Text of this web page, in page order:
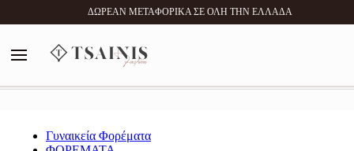
ΔΩΡΕΑΝ ΜΕΤΑΦΟΡΙΚΑ ΣΕ ΟΛΗ ΤΗΝ ΕΛΛΑΔΑ
MENU
Γυναικεία Φορέματα